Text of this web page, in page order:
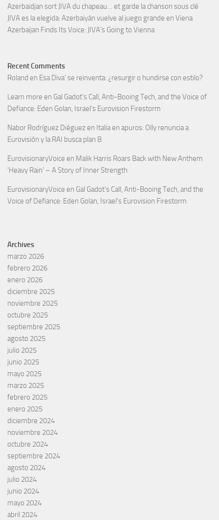
Azerbaïdjan sort JIVA du chapeau… et garde la chanson sous clé
JIVA es la elegida: Azerbaiyán vuelve al juego grande en Viena
Azerbaijan Finds Its Voice: JIVA’s Going to Vienna
Recent Comments
Roland en Esa Diva’ se reinventa: ¿resurgir o hundirse con estilo?
Learn more en Gal Gadot’s Call, Anti-Booing Tech, and the Voice of
Defiance: Eden Golan, Israel’s Eurovision Firestorm
Nabor Rodríguez Diéguez en Italia en apuros: Olly renuncia a
Eurovisión y la RAI busca plan B
EurovisionaryVoice en Malik Harris Roars Back with New Anthem
‘Heavy Rain’ – A Story of Inner Strength
EurovisionaryVoice en Gal Gadot’s Call, Anti-Booing Tech, and the
Voice of Defiance: Eden Golan, Israel’s Eurovision Firestorm
Archives
marzo 2026
febrero 2026
enero 2026
diciembre 2025
noviembre 2025
octubre 2025
septiembre 2025
agosto 2025
julio 2025
junio 2025
mayo 2025
marzo 2025
febrero 2025
enero 2025
diciembre 2024
noviembre 2024
octubre 2024
septiembre 2024
agosto 2024
julio 2024
junio 2024
mayo 2024
abril 2024